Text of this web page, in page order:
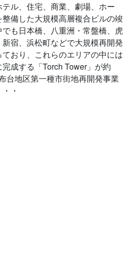
ル、住宅、商業、劇場、ホー
備した大規模高層複合ビルの竣
も日本橋、八重洲・常盤橋、虎
宿、浜松町などで大規模再開発
おり、これらのエリアの中には
成する「Torch Tower」が約
台地区第一種市街地再開発事業
・